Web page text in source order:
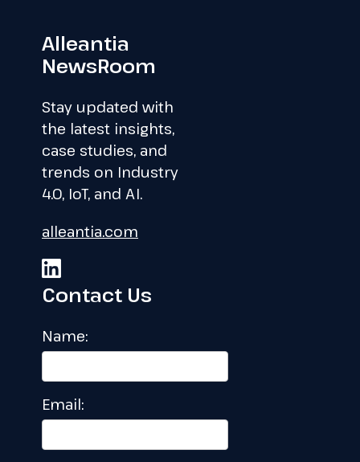
Alleantia
NewsRoom
Stay updated with
the latest insights,
case studies, and
trends on Industry
4.0, IoT, and AI.
alleantia.com
Contact Us
Name:
Email: